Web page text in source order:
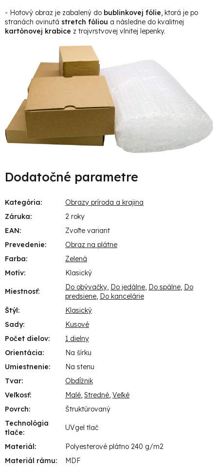
- Hotový obraz je zabalený do bublinkovej fólie , ktorá je po
stranách ovinutá stretch fóliou a následne do kvalitnej
kartónovej krabice z trojvrstvovej vlnitej lepenky.
Dodatočné parametre
Kategória:
Obrazy príroda a krajina
Záruka:
2 roky
EAN:
Zvoľte variant
Prevedenie:
Obraz na plátne
Farba:
Zelená
Motív: Klasický
Miestnosť: Do obývačky, Do jedálne, Do spálne, Do
predsiene, Do kancelárie
Štýl:
Klasický
Sady:
Kusové
Počet dielov:
1 dielny
Orientácia:
Na šírku
Umiestnenie:
Na stenu
Tvar:
Obdĺžnik
Veľkosť: Malé, Stredné, Veľké
Povrch:
Štruktúrovaný
Technológia
tlače:
UVgel tlač
Materiál:
Polyesterové plátno 240 g/m2
Materiál rámu: MDF